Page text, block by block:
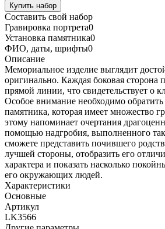
Купить набор
Составить свой набор
Гравировка портрета0
Установка памятника0
ФИО, даты, шрифты0
Описание
Мемориальное изделие выглядит
оригинально. Каждая боковая сторона
прямой линии, что свидетельствует о
Особое внимание необходимо
памятника, которая имеет множество
этому напоминает очертания
помощью надгробия, выполненного
сможете представить почившего
лучшей стороны, отобразить его
характера и показать насколько
его окружающих людей.
Характеристики
Основные
Артикул
LK3566